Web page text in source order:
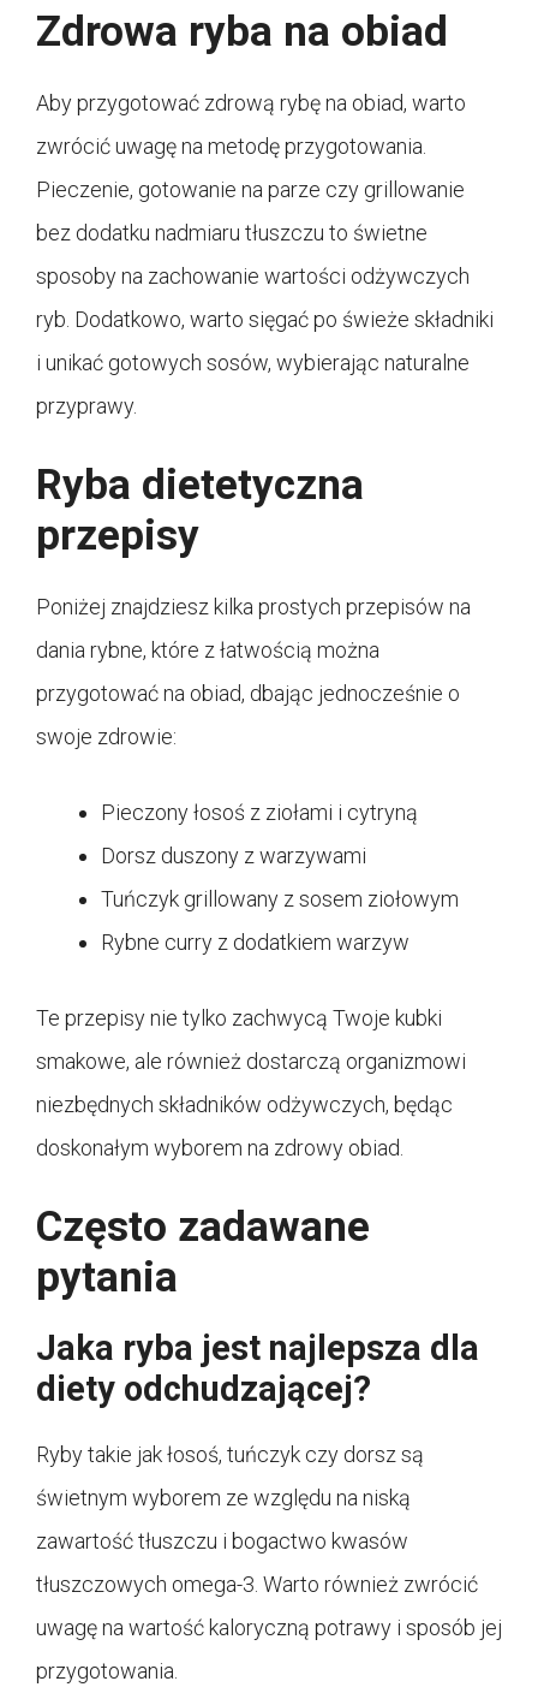
Zdrowa ryba na obiad
Aby przygotować zdrową rybę na obiad, warto
zwrócić uwagę na metodę przygotowania.
Pieczenie, gotowanie na parze czy grillowanie
bez dodatku nadmiaru tłuszczu to świetne
sposoby na zachowanie wartości odżywczych
ryb. Dodatkowo, warto sięgać po świeże składniki
i unikać gotowych sosów, wybierając naturalne
przyprawy.
Ryba dietetyczna
przepisy
Poniżej znajdziesz kilka prostych przepisów na
dania rybne, które z łatwością można
przygotować na obiad, dbając jednocześnie o
swoje zdrowie:
Pieczony łosoś z ziołami i cytryną
Dorsz duszony z warzywami
Tuńczyk grillowany z sosem ziołowym
Rybne curry z dodatkiem warzyw
Te przepisy nie tylko zachwycą Twoje kubki
smakowe, ale również dostarczą organizmowi
niezbędnych składników odżywczych, będąc
doskonałym wyborem na zdrowy obiad.
Często zadawane
pytania
Jaka ryba jest najlepsza dla
diety odchudzającej?
Ryby takie jak łosoś, tuńczyk czy dorsz są
świetnym wyborem ze względu na niską
zawartość tłuszczu i bogactwo kwasów
tłuszczowych omega-3. Warto również zwrócić
uwagę na wartość kaloryczną potrawy i sposób jej
przygotowania.